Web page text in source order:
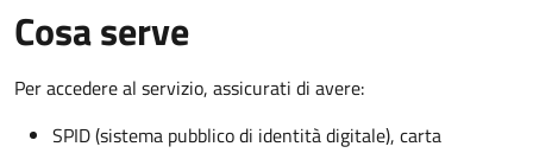
Cosa serve
Per accedere al servizio, assicurati di avere:
SPID (sistema pubblico di identità digitale), carta